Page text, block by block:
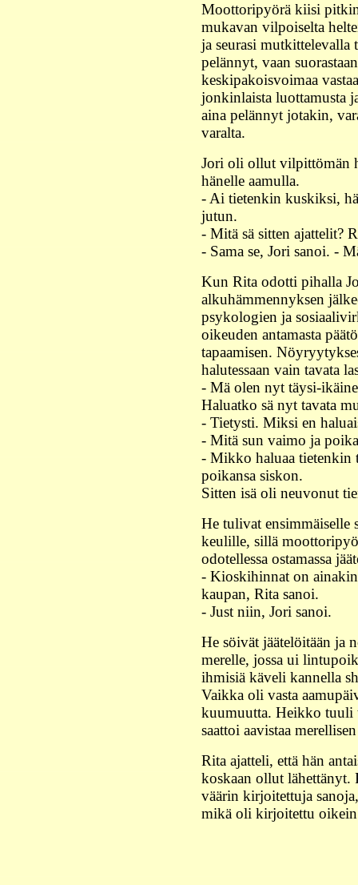
Moottoripyörä kiisi
mukavan vilpoiselta
ja seurasi
pelännyt, vaan
keskipakoisvoimaa
jonkinlaista luottamusta
aina pelännyt jotakin,
varalta.
Jori oli ollut vilpittömän
hänelle aamulla.
- Ai tietenkin kuskiksi,
jutun.
- Mitä sä sitten ajattelit?
- Sama se, Jori sanoi. -
Kun Rita odotti pihalla
alkuhämmennyksen
psykologien ja
oikeuden antamasta
tapaamisen.
halutessaan vain tavata
- Mä olen nyt täysi-
Haluatko sä nyt tavata
- Tietysti. Miksi en
- Mitä sun vaimo ja
- Mikko haluaa tietenkin
poikansa siskon.
Sitten isä oli neuvonut
He tulivat ensimmäiselle
keulille, sillä
odotellessa ostamassa
- Kioskihinnat on
kaupan, Rita sanoi.
- Just niin, Jori sanoi.
He söivät jäätelöitään ja
merelle, jossa ui
ihmisiä käveli kannella
Vaikka oli vasta
kuumuutta. Heikko tuuli
saattoi aavistaa
Rita ajatteli, että hän
koskaan ollut lähettänyt.
väärin kirjoitettuja
mikä oli kirjoitettu